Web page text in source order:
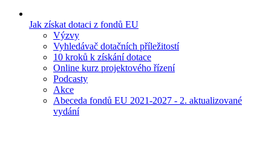
Jak získat dotaci z fondů EU
Výzvy
Vyhledávač dotačních příležitostí
10 kroků k získání dotace
Online kurz projektového řízení
Podcasty
Akce
Abeceda fondů EU 2021-2027 - 2. aktualizované
vydání